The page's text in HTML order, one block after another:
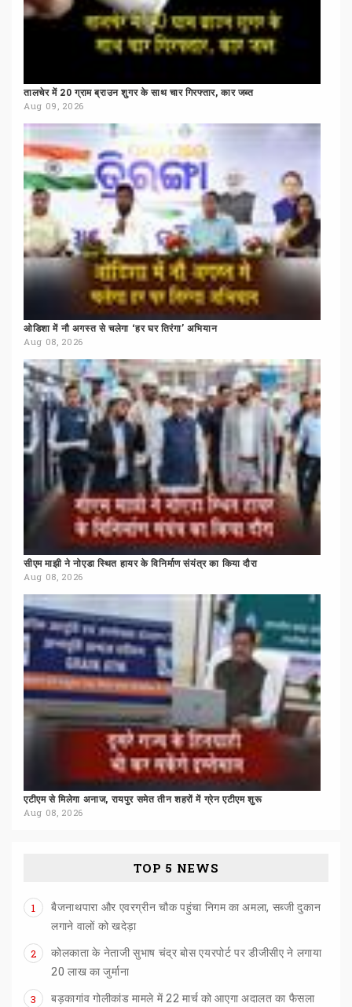
तालचेर में 20 ग्राम ब्राउन शुगर के साथ चार गिरफ्तार, कार जब्त
Aug 09, 2026
ओडिशा में नौ अगस्त से चलेगा ‘हर घर तिरंगा’ अभियान
Aug 08, 2026
सीएम माझी ने नोएडा स्थित हायर के विनिर्माण संयंत्र का किया दौरा
Aug 08, 2026
एटीएम से मिलेगा अनाज, रायपुर समेत तीन शहरों में ग्रेन एटीएम शुरू
Aug 08, 2026
TOP 5 NEWS
1
बैजनाथपारा और एवरग्रीन चौक पहुंचा निगम का अमला, सब्जी दुकान
लगाने वालों को खदेड़ा
2
कोलकाता के नेताजी सुभाष चंद्र बोस एयरपोर्ट पर डीजीसीए ने लगाया
20 लाख का जुर्माना
3 बड़कागांव गोलीकांड मामले में22 मार्च कोआएगाअदालत का फैसला